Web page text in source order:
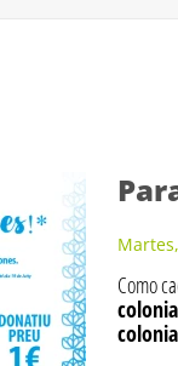
Como